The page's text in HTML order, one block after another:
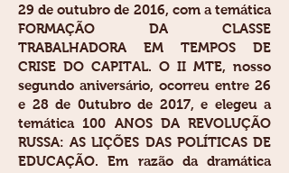
29 de outubro de 2016, com a temática
FORMAÇÃO DA CLASSE
TRABALHADORA EM TEMPOS DE
CRISE DO CAPITAL. O II MTE, nosso
segundo aniversário, ocorreu entre 26
e 28 de 0utubro de 2017, e elegeu a
temática 100 ANOS DA REVOLUÇÃO
RUSSA: AS LIÇÕES DAS POLÍTICAS DE
EDUCAÇÃO. Em razão da dramática